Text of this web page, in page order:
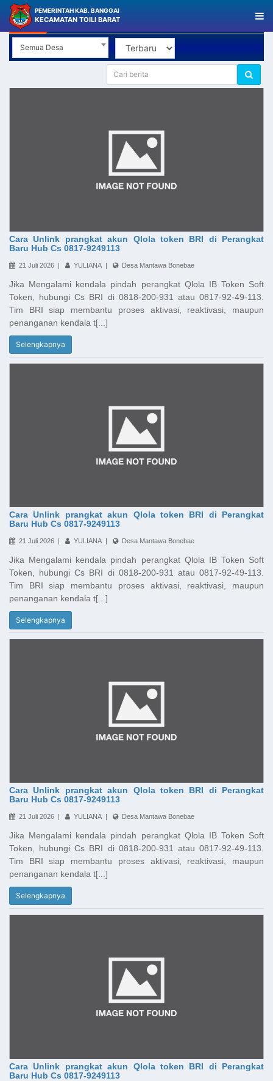
PEMERINTAH KAB. BANGGAI
KECAMATAN TOILI BARAT
Berita Desa
Semua Desa
Cara Unlink prangkat akun Qlola token BRI di Perangkat
Baru Hub Cs 0817-9249113
21 Juli 2026 | YULIANA | Desa Mantawa Bonebae
Jika Mengalami kendala pindah perangkat Qlola IB Token Soft
Token, hubungi Cs BRI di 0818-200-931 atau 0817-92-49-113.
Tim BRI siap membantu proses aktivasi, reaktivasi, maupun
penanganan kendala t[...]
Selengkapnya
Cara Unlink prangkat akun Qlola token BRI di Perangkat
Baru Hub Cs 0817-9249113
21 Juli 2026 | YULIANA | Desa Mantawa Bonebae
Jika Mengalami kendala pindah perangkat Qlola IB Token Soft
Token, hubungi Cs BRI di 0818-200-931 atau 0817-92-49-113.
Tim BRI siap membantu proses aktivasi, reaktivasi, maupun
penanganan kendala t[...]
Selengkapnya
Cara Unlink prangkat akun Qlola token BRI di Perangkat
Baru Hub Cs 0817-9249113
21 Juli 2026 | YULIANA | Desa Mantawa Bonebae
Jika Mengalami kendala pindah perangkat Qlola IB Token Soft
Token, hubungi Cs BRI di 0818-200-931 atau 0817-92-49-113.
Tim BRI siap membantu proses aktivasi, reaktivasi, maupun
penanganan kendala t[...]
Selengkapnya
Cara Unlink prangkat akun Qlola token BRI di Perangkat
Baru Hub Cs 0817-9249113